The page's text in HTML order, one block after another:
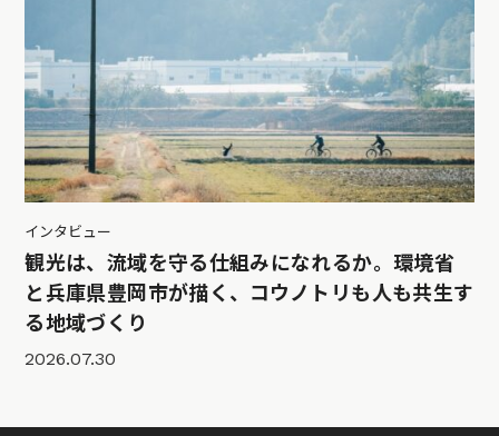
インタビュー
観光は、流域を守る仕組みになれるか。環境省
と兵庫県豊岡市が描く、コウノトリも人も共生す
る地域づくり
2026.07.30